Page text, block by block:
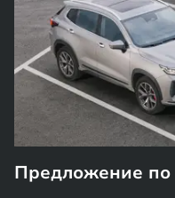
Предложение по